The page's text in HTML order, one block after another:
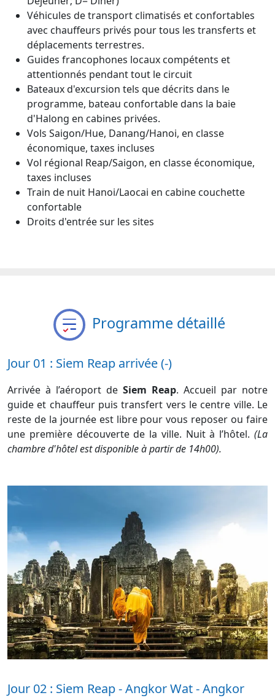
Véhicules de transport climatisés et confortables
avec chauffeurs privés pour tous les transferts et
déplacements terrestres.
Guides francophones locaux compétents et
attentionnés pendant tout le circuit
Bateaux d'excursion tels que décrits dans le
programme, bateau confortable dans la baie
d'Halong en cabines privées.
Vols Saigon/Hue, Danang/Hanoi, en classe
économique, taxes incluses
Vol régional Reap/Saigon, en classe économique,
taxes incluses
Train de nuit Hanoi/Laocai en cabine couchette
confortable
Droits d'entrée sur les sites
Programme détaillé
Jour 01 : Siem Reap arrivée (-)
Arrivée à l’aéroport de Siem Reap. Accueil par notre
guide et chauffeur puis transfert vers le centre ville. Le
reste de la journée est libre pour vous reposer ou faire
une première découverte de la ville. Nuit à l’hôtel. (La
chambre d'hôtel est disponible à partir de 14h00).
Jour 02 : Siem Reap - Angkor Wat - Angkor